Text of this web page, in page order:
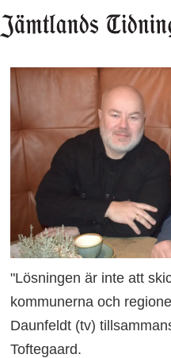
"Lösningen är inte att
kommunerna och
Daunfeldt (tv)
Toftegaard.